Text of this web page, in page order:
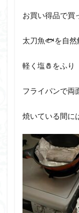
お買い得品で買
太刀魚🐟を自然
軽く塩🧂をふり
フライパンで両
焼いている間に